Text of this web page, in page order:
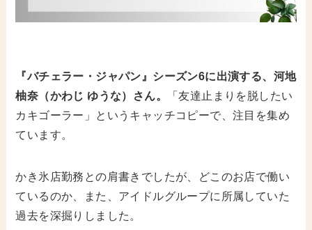
『バチェラー・ジャパン』シーズン6に出演する、河地
柚奈（かわじ ゆうな）さん。
「友達止まりを脱したい
カキゴーラー」というキャッチコピーで、注目を集め
ています。
かき氷店勤務との肩書きでしたが、どこのお店で働い
ているのか、また、アイドルグループに所属していた
過去を深掘りしました。